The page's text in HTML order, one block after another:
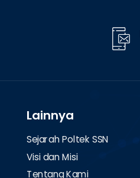
Lainnya
Sejarah Poltek SSN
Visi dan Misi
Tentang Kami